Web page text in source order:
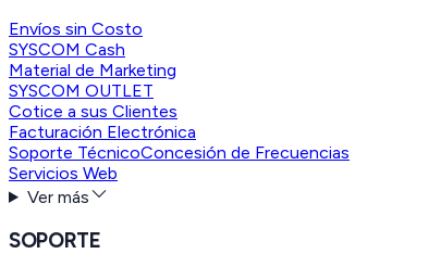
Envíos sin Costo
SYSCOM Cash
Material de Marketing
SYSCOM OUTLET
Cotice a sus Clientes
Facturación Electrónica
Soporte TécnicoConcesión de Frecuencias
Servicios Web
Ver más
SOPORTE